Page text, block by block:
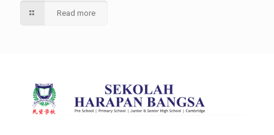
Read more